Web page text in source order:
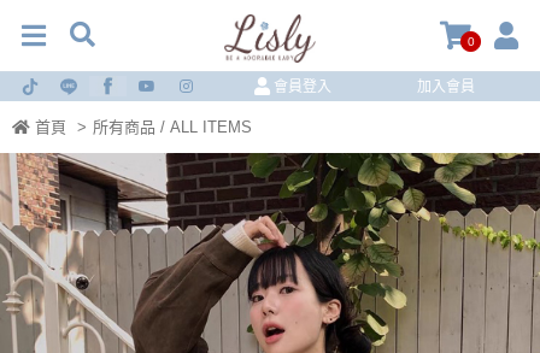
0
會員登入 加入會員
首頁 > 所有商品 / ALL ITEMS